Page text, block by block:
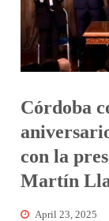
Córdoba
con la
Martín
April 23, 2025